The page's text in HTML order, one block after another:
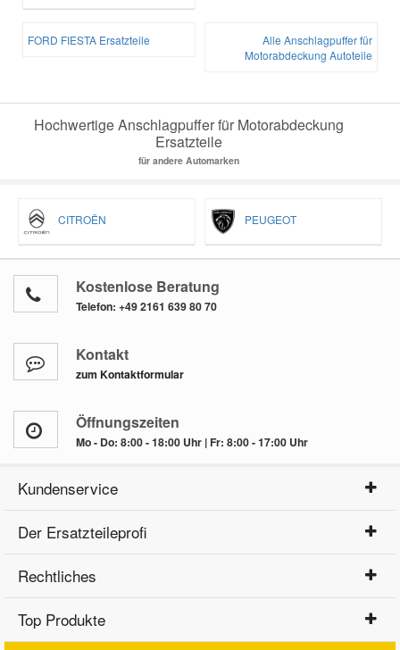
FORD FIESTA Ersatzteile
Alle Anschlagpuffer für
Motorabdeckung Autoteile
Hochwertige Anschlagpuffer für Motorabdeckung
Ersatzteile
für andere Automarken
CITROËN PEUGEOT
Kostenlose Beratung
Telefon: +49 2161 639 80 70
Kontakt
zum Kontaktformular
Öffnungszeiten
Mo - Do: 8:00 - 18:00 Uhr | Fr: 8:00 - 17:00 Uhr
Kundenservice
Der Ersatzteileprofi
Rechtliches
Top Produkte